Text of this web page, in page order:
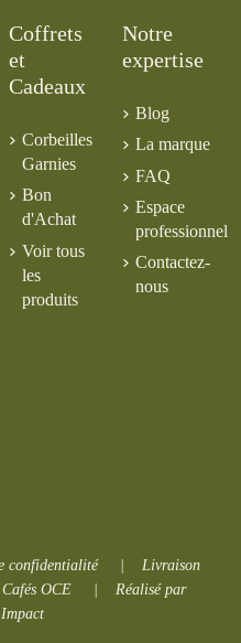
Coffrets
et
Cadeaux
Corbeilles
Garnies
Bon
d'Achat
Voir tous
les
produits
Notre
expertise
Blog
La marque
FAQ
Espace
professionnel
Contactez-
nous
confidentialité| Livraison
OCE| Réalisé par